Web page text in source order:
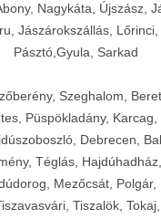
Nagykáta, Újszász,
Jászárokszállás, Lőrinci,
Pásztó,Gyula, Sarkad
Szeghalom,
Püspökladány, Karcag,
Debrecen,
Téglás,
Mezőcsát, Polgár,
Tiszalök,